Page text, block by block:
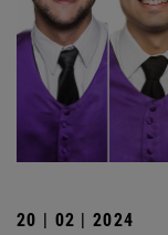
20 | 02 | 2024